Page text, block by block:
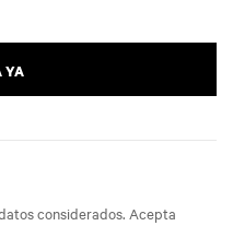
YA
considerados. Acepta